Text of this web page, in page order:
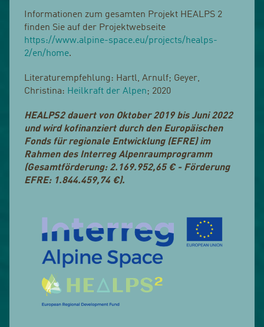
Informationen zum gesamten Projekt HEALPS 2
finden Sie auf der Projektwebseite
https://www.alpine-space.eu/projects/healps-
2/en/home.
Literaturempfehlung: Hartl, Arnulf; Geyer,
Christina: Heilkraft der Alpen; 2020
HEALPS2 dauert von Oktober 2019 bis Juni 2022
und wird kofinanziert durch den Europäischen
Fonds für regionale Entwicklung (EFRE) im
Rahmen des Interreg Alpenraumprogramm
(Gesamtförderung: 2.169.952,65 € - Förderung
EFRE: 1.844.459,74 €).